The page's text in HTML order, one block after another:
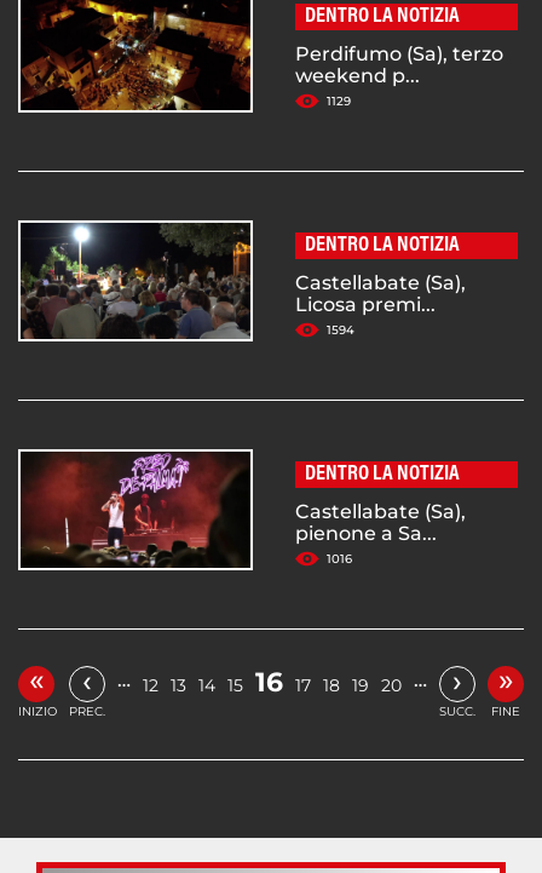
DENTRO LA NOTIZIA
Perdifumo (Sa), terzo
weekend p...
1129
DENTRO LA NOTIZIA
Castellabate (Sa),
Licosa premi...
1594
DENTRO LA NOTIZIA
Castellabate (Sa),
pienone a Sa...
1016
«
INIZIO
‹
PREC.
… 12 13 14 15 16 17 18 19 20 … ›
SUCC.
»
FINE